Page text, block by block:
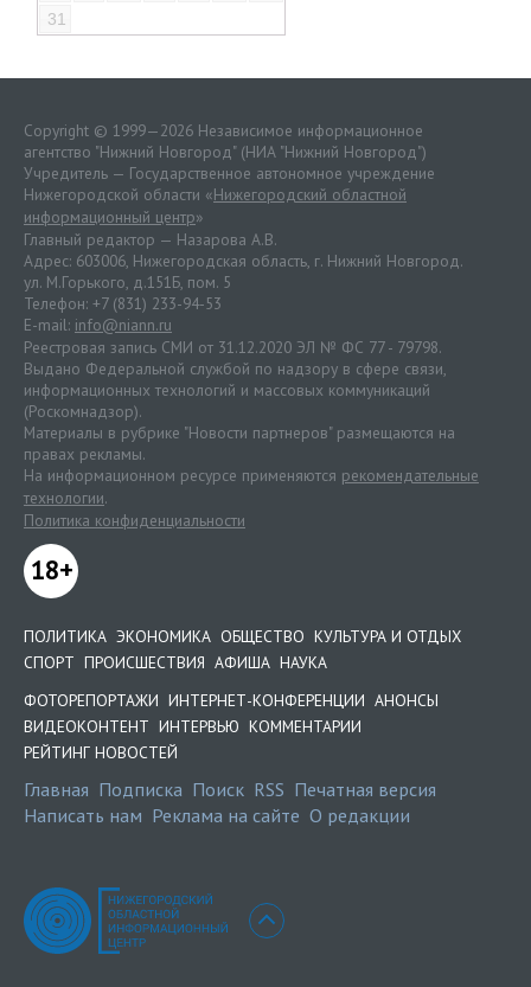
31
Copyright © 1999—2026 Независимое информационное
агентство "Нижний Новгород" (НИА "Нижний Новгород")
Учредитель — Государственное автономное учреждение
Нижегородской области «Нижегородский областной
информационный центр»
Главный редактор — Назарова А.В.
Адрес: 603006, Нижегородская область, г. Нижний Новгород.
ул. М.Горького, д.151Б, пом. 5
Телефон: +7 (831) 233-94-53
E-mail: info@niann.ru
Реестровая запись СМИ от 31.12.2020 ЭЛ № ФС 77 - 79798.
Выдано Федеральной службой по надзору в сфере связи,
информационных технологий и массовых коммуникаций
(Роскомнадзор).
Материалы в рубрике "Новости партнеров" размещаются на
правах рекламы.
На информационном ресурсе применяются рекомендательные
технологии.
Политика конфиденциальности
18+
ПОЛИТИКА ЭКОНОМИКА ОБЩЕСТВО КУЛЬТУРА И ОТДЫХ
СПОРТ ПРОИСШЕСТВИЯ АФИША НАУКА
ФОТОРЕПОРТАЖИ ИНТЕРНЕТ-КОНФЕРЕНЦИИ АНОНСЫ
ВИДЕОКОНТЕНТ ИНТЕРВЬЮ КОММЕНТАРИИ
РЕЙТИНГ НОВОСТЕЙ
Главная Подписка Поиск RSS Печатная версия
Написать нам Реклама на сайте О редакции